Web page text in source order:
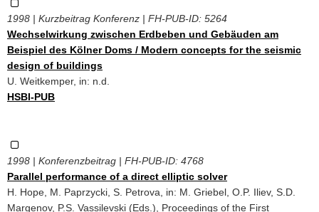
1998 | Kurzbeitrag Konferenz | FH-PUB-ID: 5264
Wechselwirkung zwischen Erdbeben und Gebäuden am
Beispiel des Kölner Doms / Modern concepts for the seismic
design of buildings
U. Weitkemper, in: n.d.
HSBI-PUB
1998 | Konferenzbeitrag | FH-PUB-ID: 4768
Parallel performance of a direct elliptic solver
H. Hope, M. Paprzycki, S. Petrova, in: M. Griebel, O.P. Iliev, S.D.
Margenov, P.S. Vassilevski (Eds.), Proceedings of the First